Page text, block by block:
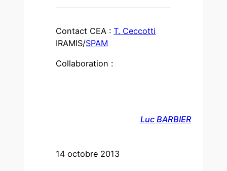
14 octobre 2013
Contact CEA :T. Ceccotti
IRAMIS/SPAM
Collaboration :
Luc BARBIER